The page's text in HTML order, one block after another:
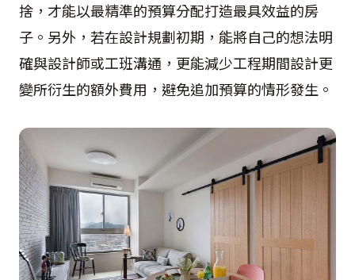
捨，才能以最精準的預算分配打造最具效益的房
子。另外，若在設計規劃初期，能將自己的想法明
確與設計師或工班溝通，更能減少工程期間設計更
變所衍生的額外費用，避免追加預算的情形發生。